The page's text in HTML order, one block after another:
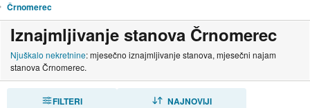
Črnomerec
Iznajmljivanje stanova Črnomerec
Njuškalo nekretnine: mjesečno iznajmljivanje stanova, mjesečni najam
stanova Črnomerec.
FILTERI NAJNOVIJI